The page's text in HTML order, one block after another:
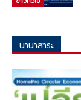
นานาสาระ